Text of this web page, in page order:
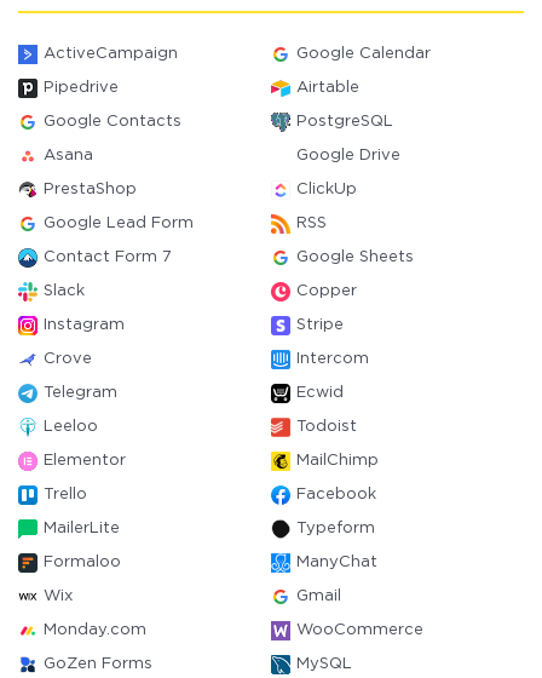
ActiveCampaign Google Calendar
Pipedrive Airtable
Google Contacts PostgreSQL
Asana Google Drive
PrestaShop ClickUp
Google Lead Form RSS
Contact Form 7 Google Sheets
Slack Copper
Instagram Stripe
Crove Intercom
Telegram Ecwid
Leeloo Todoist
Elementor MailChimp
Trello Facebook
MailerLite Typeform
Formaloo ManyChat
Wix Gmail
Monday.com WooCommerce
GoZen Forms MySQL